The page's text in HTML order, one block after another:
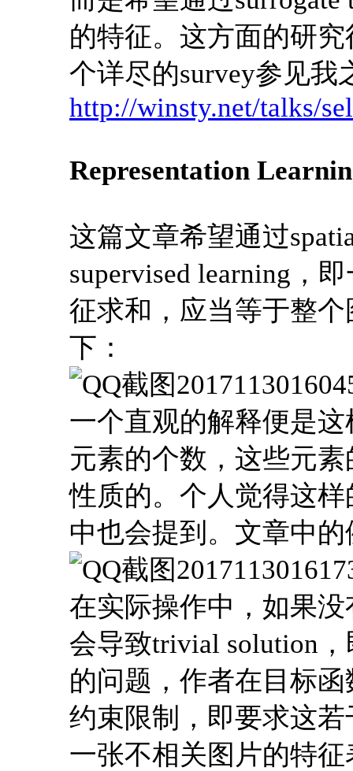
的特征。这方面的研
个详尽的survey参见我
http://winsty.net/talks/
Representation
这篇文章希望通过
supervised learning，
征求和，应当等于整
下：
一个直观的解释便是
元素的个数，这些元
性质的。个人觉得这
中也会提到。文章中
在实际操作中，如果
会导致trivial solution
的问题，作者在目标
约束限制，即要求这
一张不相关图片的特